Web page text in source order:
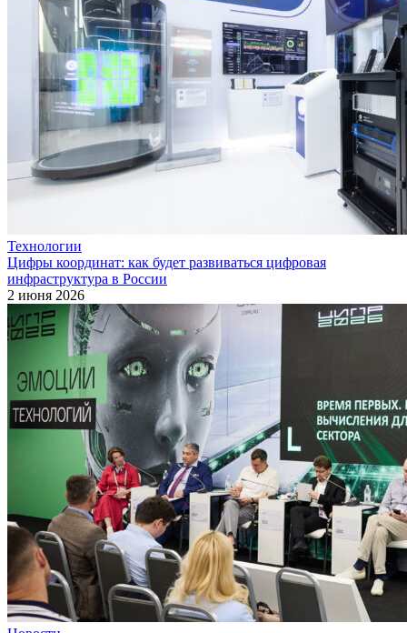
Технологии
Цифры координат: как будет развиваться цифровая
инфраструктура в России
2 июня 2026